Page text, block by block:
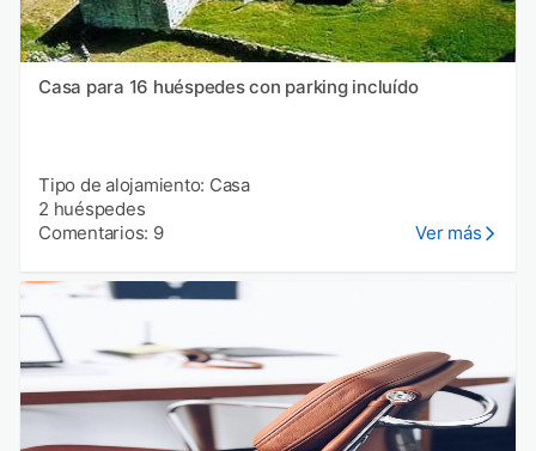
Casa para 16 huéspedes con parking incluído
Tipo de alojamiento: Casa
2 huéspedes
Comentarios: 9
Ver más